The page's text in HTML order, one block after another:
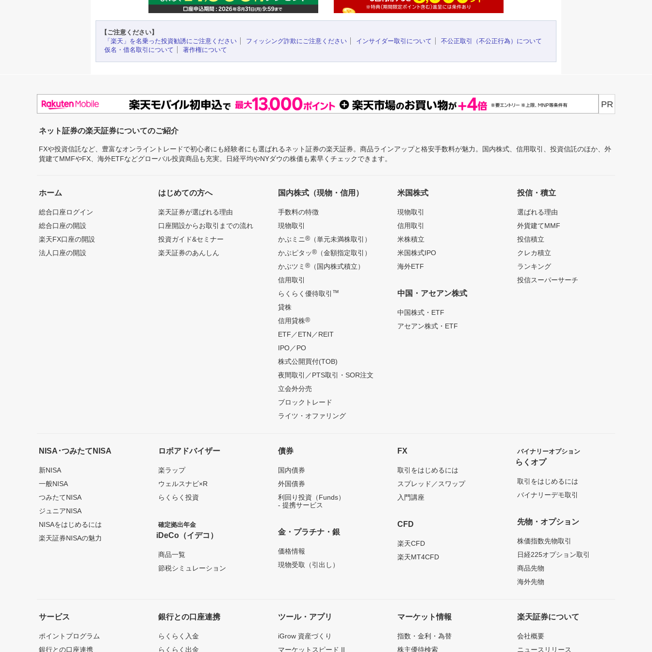
【ご注意ください】
「楽天」を名乗った投資勧誘にご注意ください
フィッシング詐欺にご注意ください インサイダー取引について
不公正取引（不公正行為）について
仮名・借名取引について
著作権について
PR
ネット証券の楽天証券についてのご紹介
FXや投資信託など、豊富なオンライントレードで初心者にも経験者にも選ばれるネット証券の楽天証券。商品ラインアップと格安手数料が魅力。国内株式、信用取引、投資信託のほか、外
貨建てMMFやFX、海外ETFなどグローバル投資商品も充実。日経平均やNYダウの株価も素早くチェックできます。
ホーム
総合口座ログイン
総合口座の開設
楽天FX口座の開設
法人口座の開設
はじめての方へ
楽天証券が選ばれる理由
口座開設からお取引までの流れ
投資ガイド&セミナー
楽天証券のあんしん
国内株式（現物・信用）
手数料の特徴
現物取引
かぶミニ®（単元未満株取引）
かぶピタッ®（金額指定取引）
かぶツミ ®（国内株式積立）
信用取引
らくらく優待取引 ™
貸株
信用貸株®
ETF／ETN／REIT
IPO／PO
株式公開買付(TOB)
夜間取引／PTS取引・SOR注文
立会外分売
ブロックトレード
ライツ・オファリング
米国株式
現物取引
信用取引
米株積立
米国株式IPO
海外ETF
中国・アセアン株式
中国株式・ETF
アセアン株式・ETF
投信・積立
選ばれる理由
外貨建てMMF
投信積立
クレカ積立
ランキング
投信スーパーサーチ
NISA･つみたてNISA
新NISA
一般NISA
つみたてNISA
ジュニアNISA
NISAをはじめるには
楽天証券NISAの魅力
ロボアドバイザー
楽ラップ
ウェルスナビ×R
らくらく投資
確定拠出年金
iDeCo（イデコ）
商品一覧
節税シミュレーション
債券
国内債券
外国債券
利回り投資（Funds）
- 提携サービス
金・プラチナ・銀
価格情報
現物受取（引出し）
FX
取引をはじめるには
スプレッド／スワップ
入門講座
CFD
楽天CFD
楽天MT4CFD
バイナリーオプション
らくオプ
取引をはじめるには
バイナリーデモ取引
先物・オプション
株価指数先物取引
日経225オプション取引
商品先物
海外先物
サービス
ポイントプログラム
銀行との口座連携
銀行との口座連携
らくらく入金
らくらく出金
ツール・アプリ
iGrow 資産づくり
マーケットスピード II
マーケット情報
指数・金利・為替
株主優待検索
楽天証券について
会社概要
ニュースリリース